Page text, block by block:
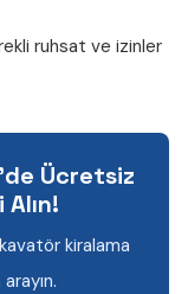
ruhsat ve izinler
Ücretsiz
kiralama